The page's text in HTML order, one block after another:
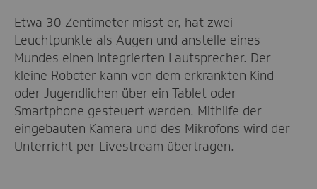
Etwa 30 Zentimeter misst er, hat zwei
Leuchtpunkte als Augen und anstelle eines
Mundes einen integrierten Lautsprecher. Der
kleine Roboter kann von dem erkrankten Kind
oder Jugendlichen über ein Tablet oder
Smartphone gesteuert werden. Mithilfe der
eingebauten Kamera und des Mikrofons wird der
Unterricht per Livestream übertragen.